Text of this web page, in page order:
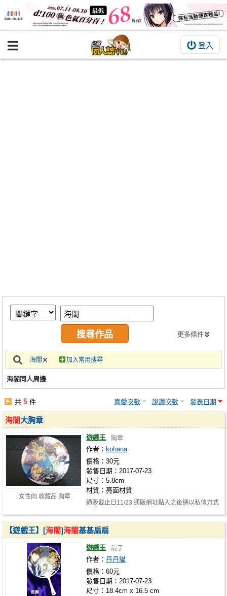
登入
BOOKY書集倉庫
繪圖藝廊
交流中心
攤位轉讓區
會員功能選單
註冊會員
更多條件
海闇 加入常用搜尋
海闇同人周邊
共5 件 喜愛次數 說讚次數 發表日期
女性向 收藏品 胸章
海闇大胸章
遊戲王 胸章
作者： kohana
價格：30元
發售日期：2017-07-23
尺寸：5.8cm
材質：亮面材質
通販截止日11/23 通販網址點入之後請以私信方式
【遊戲王】[海闇]海闇基基扇扇
遊戲王 扇子
作者：丹丹貓
價格：60元
發售日期：2017-07-23
尺寸：18.4cm x 16.5 cm